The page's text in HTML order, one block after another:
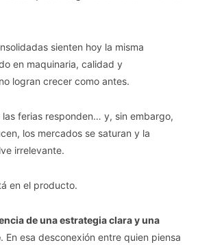
sienten hoy la misma
en maquinaria, calidad y
logran crecer como antes.
ferias responden… y, sin embargo,
los mercados se saturan y la
irrelevante.
en el producto.
de una estrategia clara y una
. En esa desconexión entre quien piensa